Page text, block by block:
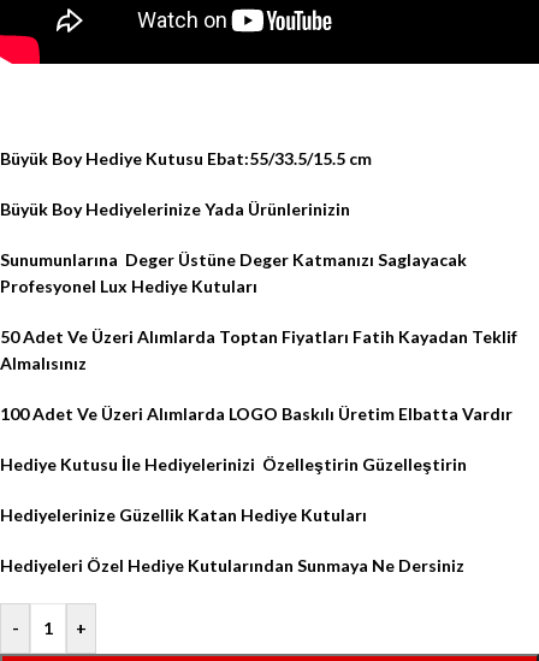
Büyük Boy Hediye Kutusu Ebat:55/33.5/15.5 cm
Büyük Boy Hediyelerinize Yada Ürünlerinizin
Sunumunlarına Deger Üstüne Deger Katmanızı Saglayacak
Profesyonel Lux Hediye Kutuları
50 Adet Ve Üzeri Alımlarda Toptan Fiyatları Fatih Kayadan Teklif
Almalısınız
100 Adet Ve Üzeri Alımlarda LOGO Baskılı Üretim Elbatta Vardır
Hediye Kutusu İle Hediyelerinizi Özelleştirin Güzelleştirin
Hediyelerinize Güzellik Katan Hediye Kutuları
Hediyeleri Özel Hediye Kutularından Sunmaya Ne Dersiniz
- +